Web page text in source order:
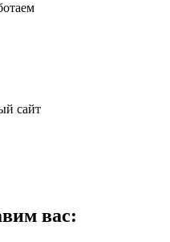
сайт
вас: